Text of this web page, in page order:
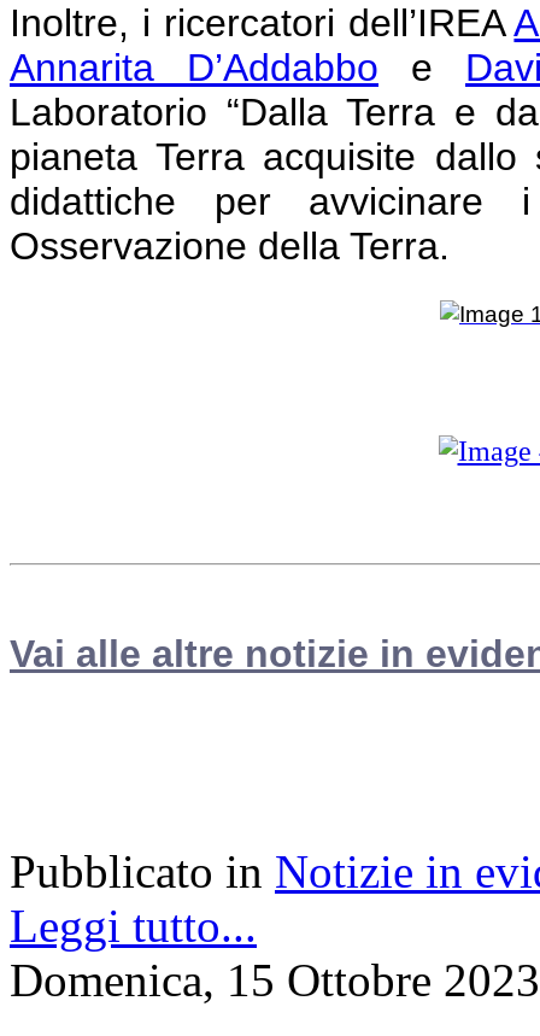
Inoltre, i ricercatori dell’IREA
Annarita D’Addabbo e
Laboratorio “Dalla Terra e
pianeta Terra acquisite
didattiche per
Osservazione della Terra.
Vai alle altre notizie in
Pubblicato in Notizie in
Leggi tutto...
Domenica, 15 Ottobre